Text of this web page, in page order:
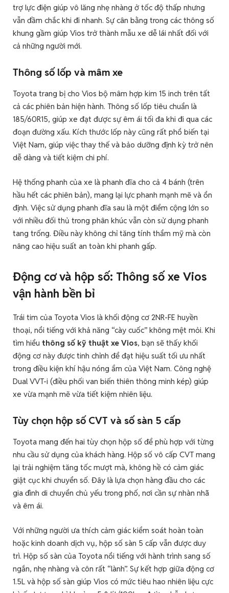
trợ lực điện giúp vô lăng nhẹ nhàng ở tốc độ thấp nhưng
vẫn đầm chắc khi đi nhanh. Sự cân bằng trong các thông số
khung gầm giúp Vios trở thành mẫu xe dễ lái nhất đối với
cả những người mới.
Thông số lốp và mâm xe
Toyota trang bị cho Vios bộ mâm hợp kim 15 inch trên tất
cả các phiên bản hiện hành. Thông số lốp tiêu chuẩn là
185/60R15, giúp xe đạt được sự êm ái tối đa khi đi qua các
đoạn đường xấu. Kích thước lốp này cũng rất phổ biến tại
Việt Nam, giúp việc thay thế và bảo dưỡng định kỳ trở nên
dễ dàng và tiết kiệm chi phí.
Hệ thống phanh của xe là phanh đĩa cho cả 4 bánh (trên
hầu hết các phiên bản), mang lại lực phanh mạnh mẽ và ổn
định. Việc sử dụng phanh đĩa sau là một điểm cộng lớn so
với nhiều đối thủ trong phân khúc vẫn còn sử dụng phanh
tang trống. Điều này không chỉ tăng tính thẩm mỹ mà còn
nâng cao hiệu suất an toàn khi phanh gấp.
Động cơ và hộp số: Thông số xe Vios
vận hành bền bỉ
Trái tim của Toyota Vios là khối động cơ 2NR-FE huyền
thoại, nổi tiếng với khả năng “cày cuốc” không mệt mỏi. Khi
tìm hiểu thông số kỹ thuật xe Vios, bạn sẽ thấy khối
động cơ này được tinh chỉnh để đạt hiệu suất tối ưu nhất
trong điều kiện khí hậu nóng ẩm của Việt Nam. Công nghệ
Dual VVT-i (điều phối van biến thiên thông minh kép) giúp
xe vừa mạnh mẽ vừa tiết kiệm nhiên liệu.
Tùy chọn hộp số CVT và số sàn 5 cấp
Toyota mang đến hai tùy chọn hộp số để phù hợp với từng
nhu cầu sử dụng của khách hàng. Hộp số vô cấp CVT mang
lại trải nghiệm tăng tốc mượt mà, không hề có cảm giác
giật cục khi chuyển số. Đây là lựa chọn hàng đầu cho các
gia đình di chuyển chủ yếu trong phố, nơi cần sự nhàn nhã
và êm ái.
Với những người ưa thích cảm giác kiểm soát hoàn toàn
hoặc kinh doanh dịch vụ, hộp số sàn 5 cấp vẫn được duy
trì. Hộp số sàn của Toyota nổi tiếng với hành trình sang số
ngắn, nhẹ nhàng và côn rất “lành”. Sự kết hợp giữa động cơ
1.5L và hộp số sàn giúp Vios có mức tiêu hao nhiên liệu cực